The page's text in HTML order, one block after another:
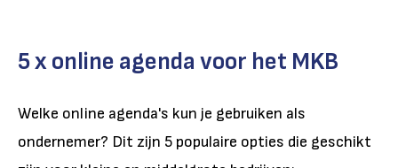
5 x online agenda voor het MKB
Welke online agenda's kun je gebruiken als
ondernemer? Dit zijn 5 populaire opties die geschikt